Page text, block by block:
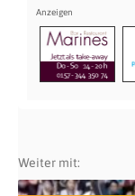
Weiter mit: